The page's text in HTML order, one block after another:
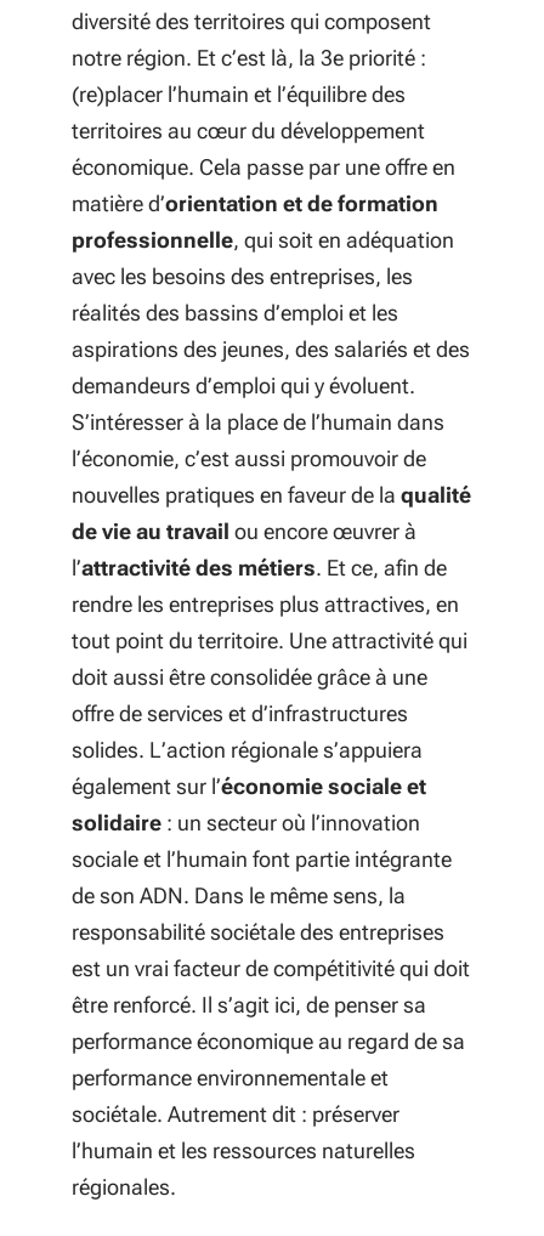
diversité des territoires qui composent
notre région. Et c’est là, la 3e priorité :
(re)placer l’humain et l’équilibre des
territoires au cœur du développement
économique. Cela passe par une offre en
matière d’orientation et de formation
professionnelle, qui soit en adéquation
avec les besoins des entreprises, les
réalités des bassins d’emploi et les
aspirations des jeunes, des salariés et des
demandeurs d’emploi qui y évoluent.
S’intéresser à la place de l’humain dans
l’économie, c’est aussi promouvoir de
nouvelles pratiques en faveur de la qualité
de vie au travail ou encore œuvrer à
l’attractivité des métiers. Et ce, afin de
rendre les entreprises plus attractives, en
tout point du territoire. Une attractivité qui
doit aussi être consolidée grâce à une
offre de services et d’infrastructures
solides. L’action régionale s’appuiera
également sur l’économie sociale et
solidaire : un secteur où l’innovation
sociale et l’humain font partie intégrante
de son ADN. Dans le même sens, la
responsabilité sociétale des entreprises
est un vrai facteur de compétitivité qui doit
être renforcé. Il s’agit ici, de penser sa
performance économique au regard de sa
performance environnementale et
sociétale. Autrement dit : préserver
l’humain et les ressources naturelles
régionales.